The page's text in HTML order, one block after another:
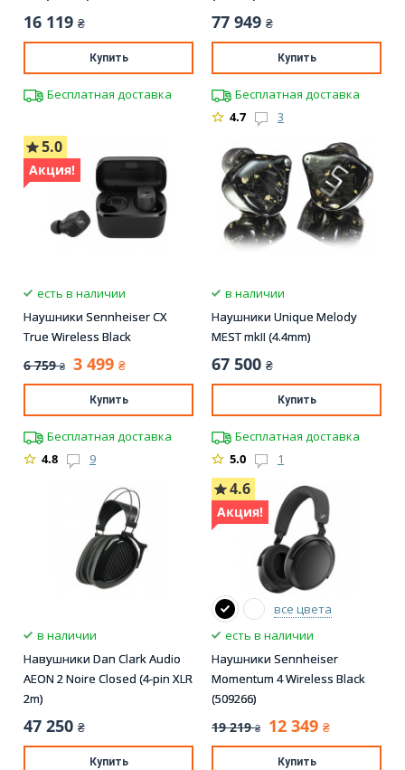
16 119 ₴
Купить
Бесплатная доставка
77 949 ₴
Купить
Бесплатная доставка
4.7
3
5.0
Акция!
есть в наличии
Наушники Sennheiser CX
True Wireless Black
6 759 ₴ 3 499 ₴
Купить
Бесплатная доставка
4.8
9
в наличии
Наушники Unique Melody
MEST mkII (4.4mm)
67 500 ₴
Купить
Бесплатная доставка
5.0
1
в наличии
Навушники Dan Clark Audio
AEON 2 Noire Closed (4-pin XLR
2m)
47 250 ₴
Купить
4.6
Акция!
все цвета
есть в наличии
Наушники Sennheiser
Momentum 4 Wireless Black
(509266)
19 219 ₴ 12 349 ₴
Купить